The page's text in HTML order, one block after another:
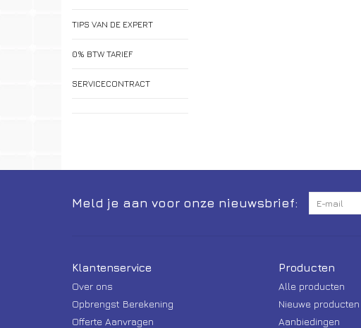
TIPS VAN DE EXPERT
0% BTW TARIEF
SERVICECONTRACT
Meld je aan voor onze nieuwsbrief:
Klantenservice
Over ons
Opbrengst Berekening
Offerte Aanvragen
Producten
Alle producten
Nieuwe producten
Aanbiedingen